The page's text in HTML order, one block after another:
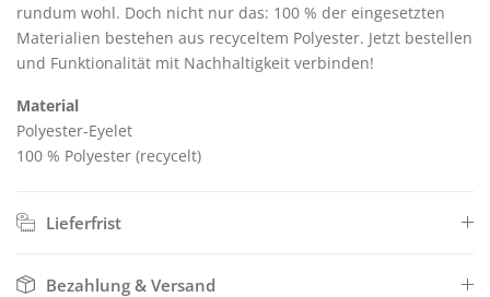
rundum wohl. Doch nicht nur das: 100 % der eingesetzten
Materialien bestehen aus recyceltem Polyester. Jetzt bestellen
und Funktionalität mit Nachhaltigkeit verbinden!
Material
Polyester-Eyelet
100 % Polyester (recycelt)
Lieferfrist
Bezahlung & Versand